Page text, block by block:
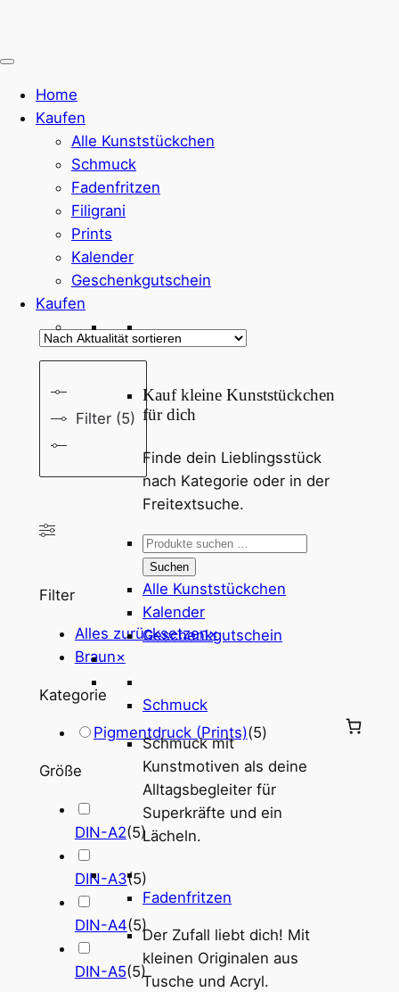
Home
Kaufen
Alle Kunststückchen
Schmuck
Fadenfritzen
Filigrani
Prints
Kalender
Geschenkgutschein
Kaufen
Kauf kleine Kunststückchen
für dich
Finde dein Lieblingsstück
nach Kategorie oder in der
Freitextsuche.
Suchen
nach:
Suchen
Alle Kunststückchen
Kalender
Geschenkgutschein
Schmuck
Schmuck mit
Kunstmotiven als deine
Alltagsbegleiter für
Superkräfte und ein
Lächeln.
Fadenfritzen
Der Zufall liebt dich! Mit
kleinen Originalen aus
Tusche und Acryl.
Filter (5)
Filter
Alles zurücksetzen×
Braun×
Kategorie
Pigmentdruck (Prints)(5)
Größe
DIN-A2(5)
DIN-A3(5)
DIN-A4(5)
DIN-A5(5)